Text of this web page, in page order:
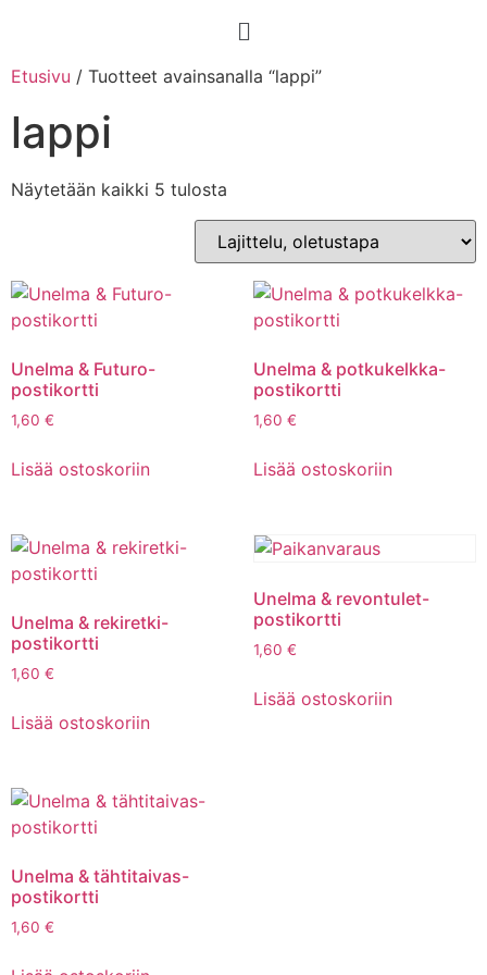
Etusivu / Tuotteet avainsanalla “lappi”
lappi
Näytetään kaikki 5 tulosta
Unelma & Futuro-
postikortti
1,60 €
Lisää ostoskoriin
Unelma & potkukelkka-
postikortti
1,60 €
Lisää ostoskoriin
Unelma & rekiretki-
postikortti
1,60 €
Lisää ostoskoriin
Unelma & revontulet-
postikortti
1,60 €
Lisää ostoskoriin
Unelma & tähtitaivas-
postikortti
1,60 €